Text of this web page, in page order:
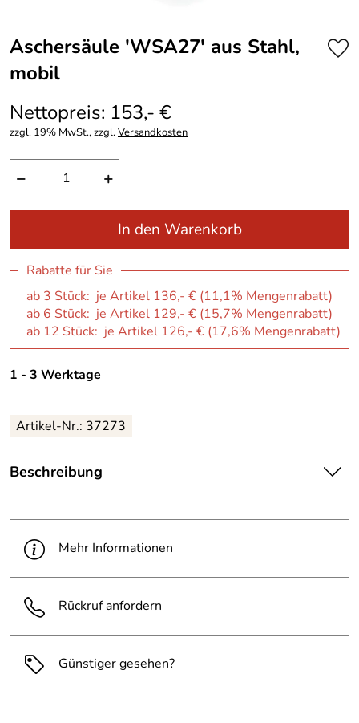
Aschersäule ′WSA27′ aus Stahl,
mobil
Nettopreis: 153,- €
zzgl. 19% MwSt., zzgl.Versandkosten
− +
In den Warenkorb
Rabatte für Sie
ab 3 Stück: je Artikel 136,- € (11,1% Mengenrabatt)
ab 6 Stück: je Artikel 129,- € (15,7% Mengenrabatt)
ab 12 Stück: je Artikel 126,- € (17,6% Mengenrabatt)
1 - 3 Werktage
Artikel-Nr.: 37273
Beschreibung
Durchmesser Fuß: ø 340 mm
Material: Stahl, beschichtet
einfache Entleerung durch herausnehmbaren
Innenbehälter
elegantes, schmales Design integriert sich gut in die
Umgebung
Mehr Informationen
Rückruf anfordern
Günstiger gesehen?